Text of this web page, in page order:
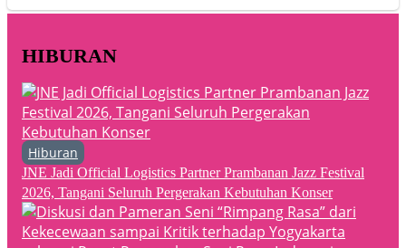
HIBURAN
Hiburan
JNE Jadi Official Logistics Partner Prambanan Jazz Festival
2026, Tangani Seluruh Pergerakan Kebutuhan Konser